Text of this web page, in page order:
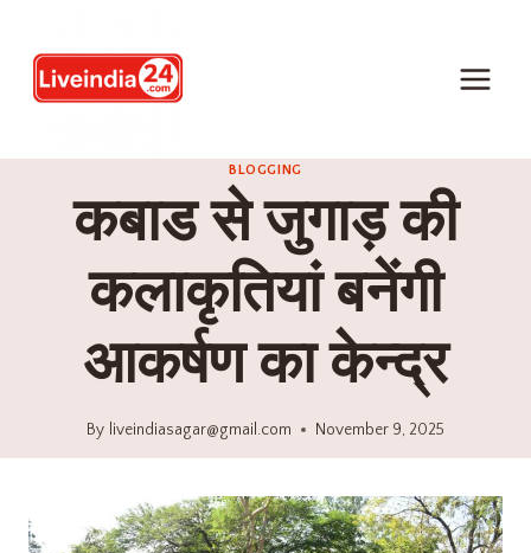
BLOGGING
कबाड से जुगाड़ की
कलाकृतियां बनेंगी
आकर्षण का केन्द्र
By liveindiasagar@gmail.com November 9, 2025